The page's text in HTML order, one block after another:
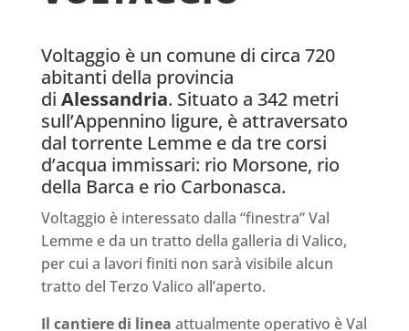
Voltaggio è un comune di circa 720
abitanti della provincia
di Alessandria. Situato a 342 metri
sull’Appennino ligure, è attraversato
dal torrente Lemme e da tre corsi
d’acqua immissari: rio Morsone, rio
della Barca e rio Carbonasca.
Voltaggio è interessato dalla “finestra” Val
Lemme e da un tratto della galleria di Valico,
per cui a lavori finiti non sarà visibile alcun
tratto del Terzo Valico all’aperto.
Il cantiere di linea attualmente operativo è Val